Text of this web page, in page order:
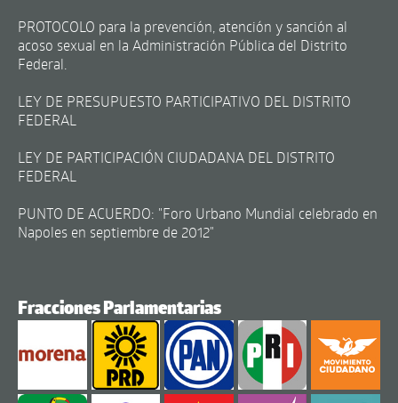
PROTOCOLO para la prevención, atención y sanción al
acoso sexual en la Administración Pública del Distrito
Federal.
LEY DE PRESUPUESTO PARTICIPATIVO DEL DISTRITO
FEDERAL
LEY DE PARTICIPACIÓN CIUDADANA DEL DISTRITO
FEDERAL
PUNTO DE ACUERDO: "Foro Urbano Mundial celebrado en
Napoles en septiembre de 2012"
Fracciones Parlamentarias